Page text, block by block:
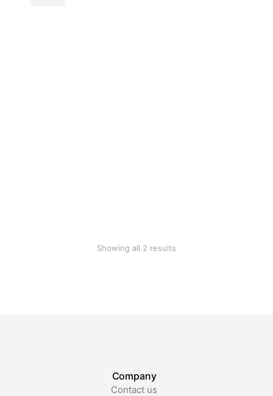
Showing all 2 results
Company
Contact us